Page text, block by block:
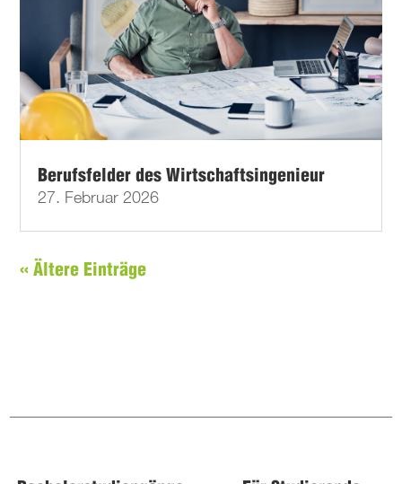
Berufsfelder des Wirtschaftsingenieur
27. Februar 2026
« Ältere Einträge